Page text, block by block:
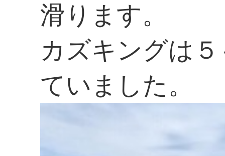
滑ります。
カズキングは
ていました。